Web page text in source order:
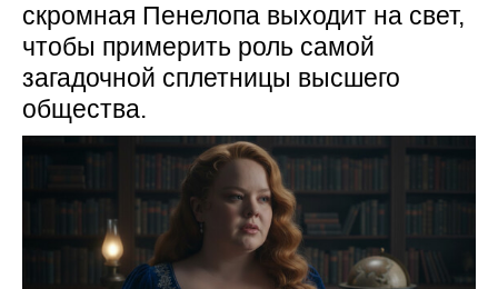
скромная Пенелопа выходит на свет,
чтобы примерить роль самой
загадочной сплетницы высшего
общества.